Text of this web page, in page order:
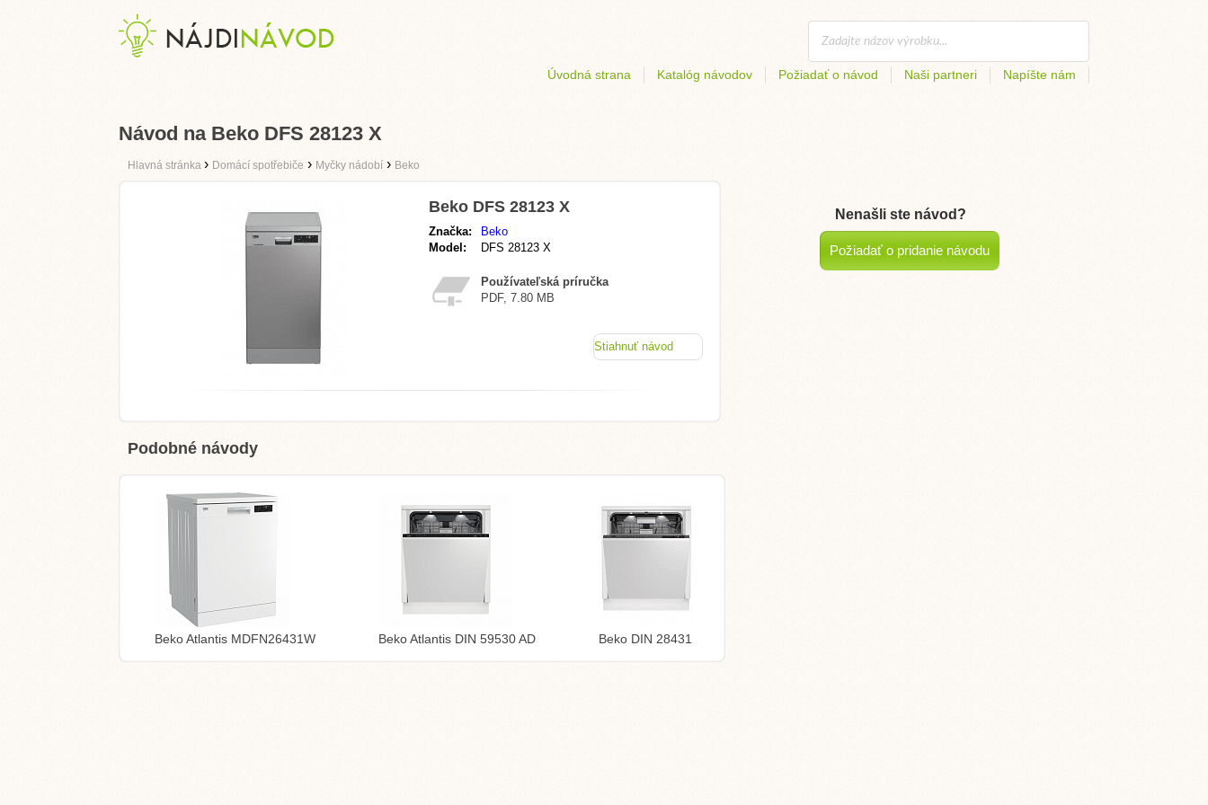
Úvodná strana Katalóg návodov Požiadať o návod Naši partneri Napíšte nám
Návod na Beko DFS 28123 X
Hlavná stránka › Domácí spotřebiče › Myčky nádobí › Beko
Beko DFS 28123 X
Značka:
Beko
Model:
DFS 28123 X
Používateľská príručka
PDF, 7.80 MB
Stiahnuť návod
Podobné návody
Beko Atlantis MDFN26431W Beko Atlantis DIN 59530 AD Beko DIN 28431
Nenašli ste návod?
Požiadať o pridanie návodu